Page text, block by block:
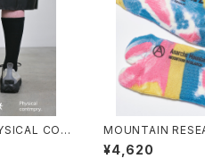
CON
MOUNTAIN
TIE DYE TABI
¥4,620